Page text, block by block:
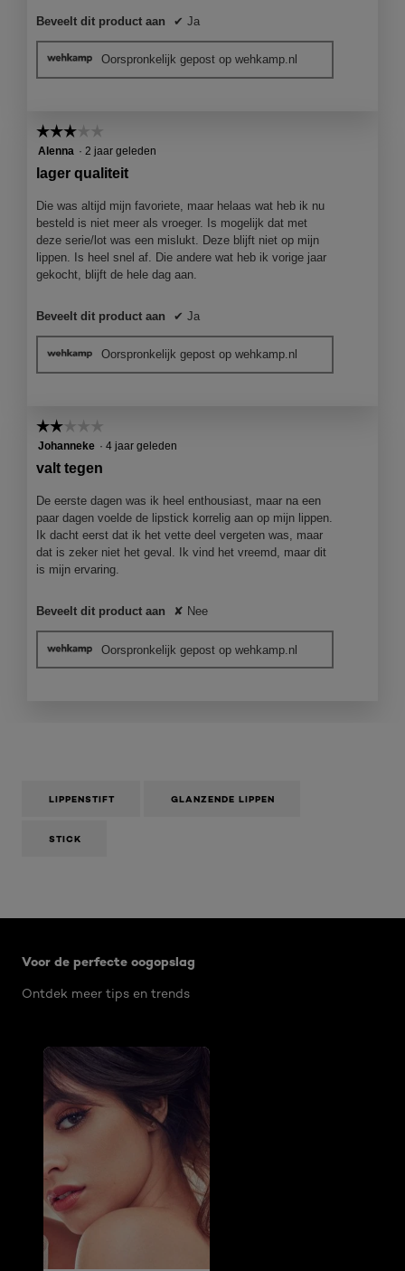
Beveelt dit product aan ✔ Ja
Oorspronkelijk gepost op wehkamp.nl
☆☆☆☆☆
☆☆☆☆☆
3
sterren.
Alenna · 2 jaar geleden
lager qualiteit
Die was altijd mijn favoriete, maar helaas wat heb ik nu
besteld is niet meer als vroeger. Is mogelijk dat met
deze serie/lot was een mislukt. Deze blijft niet op mijn
lippen. Is heel snel af. Die andere wat heb ik vorige jaar
gekocht, blijft de hele dag aan.
Beveelt dit product aan ✔ Ja
Oorspronkelijk gepost op wehkamp.nl
☆☆☆☆☆
☆☆☆☆☆
2
van
sterren.
Johanneke · 4 jaar geleden
valt tegen
De eerste dagen was ik heel enthousiast, maar na een
paar dagen voelde de lipstick korrelig aan op mijn lippen.
Ik dacht eerst dat ik het vette deel vergeten was, maar
dat is zeker niet het geval. Ik vind het vreemd, maar dit
is mijn ervaring.
Beveelt dit product aan ✘ Nee
Oorspronkelijk gepost op wehkamp.nl
LIPPENSTIFT GLANZENDE LIPPEN
STICK
Voor de perfecte oogopslag
Ontdek meer tips en trends